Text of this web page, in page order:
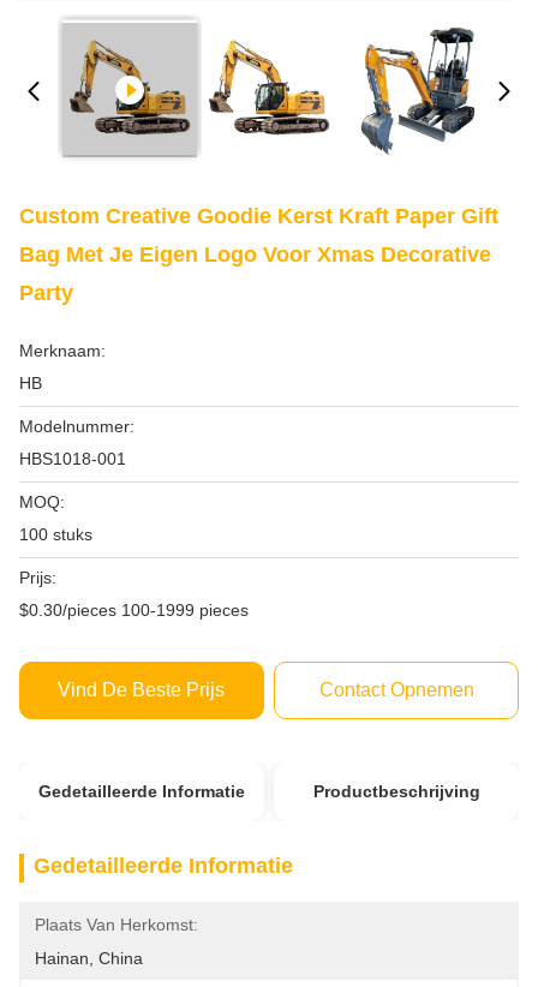
Custom Creative Goodie Kerst Kraft Paper Gift
Bag Met Je Eigen Logo Voor Xmas Decorative
Party
Merknaam:
HB
Modelnummer:
HBS1018-001
MOQ:
100 stuks
Prijs:
$0.30/pieces 100-1999 pieces
Vind De Beste Prijs Contact Opnemen
Gedetailleerde Informatie Productbeschrijving
Gedetailleerde Informatie
Plaats Van Herkomst:
Hainan, China